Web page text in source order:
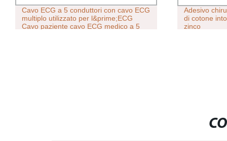
Cavo ECG a 5 conduttori con cavo ECG
multiplo utilizzato per l&prime;ECG
Cavo paziente cavo ECG medico a 5
Adesivo
di cotone
zinco